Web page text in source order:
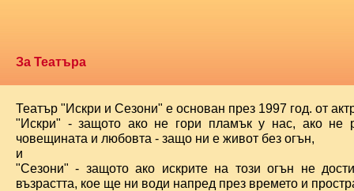
За Театъра
Театър "Искри и Сезони" е основан през 1997 год. от
"Искри" - защото ако не гори пламък у нас, ако не
човещината и любовта - защо ни е живот без огън,
и
"Сезони" - защото ако искрите на този огън не
възрастта, кое ще ни води напред през времето и